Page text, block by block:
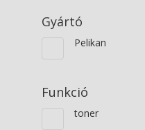
Gyártó
Pelikan
Funkció
toner